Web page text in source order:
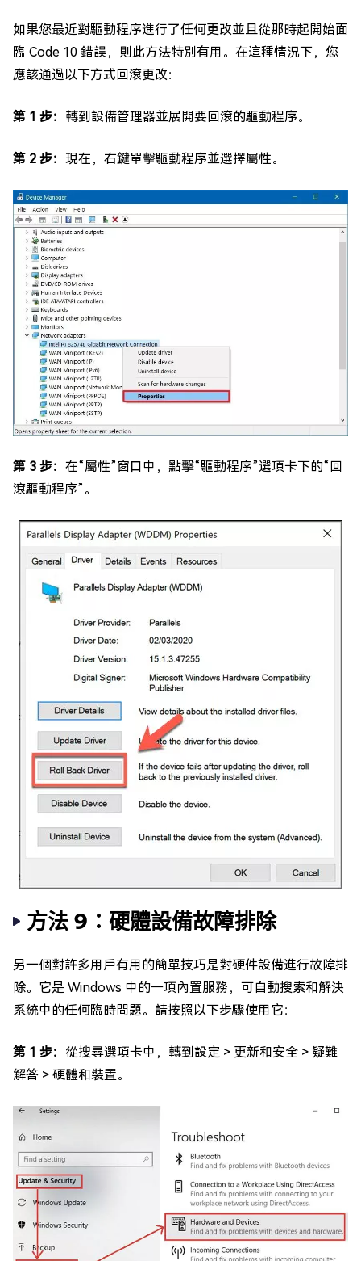
如果您最近對驅動程序進行了任何更改並且從那時起開始面
臨 Code 10 錯誤，則此方法特別有用。在這種情況下，您
應該通過以下方式回滾更改：
第 1 步： 轉到設備管理器並展開要回滾的驅動程序。
第 2 步： 現在，右鍵單擊驅動程序並選擇屬性。
第 3 步： 在“屬性”窗口中，點擊“驅動程序”選項卡下的“回
滾驅動程序”。
方法 9：硬體設備故障排除
另一個對許多用戶有用的簡單技巧是對硬件設備進行故障排
除。它是 Windows 中的一項內置服務，可自動搜索和解決
系統中的任何臨時問題。請按照以下步驟使用它：
第 1 步： 從搜尋選項卡中，轉到設定 > 更新和安全 > 疑難
解答 > 硬體和裝置。